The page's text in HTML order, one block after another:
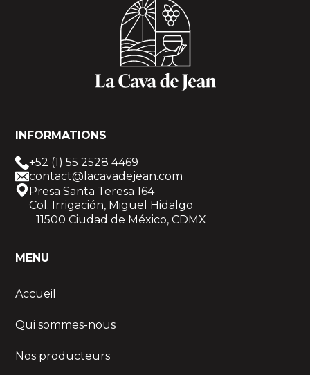
INFORMATIONS
+52 (1) 55 2528 4469
contact@lacavadejean.com
Presa Santa Teresa 164
Col. Irrigación, Miguel Hidalgo
11500 Ciudad de México, CDMX
MENU
Accueil
Qui sommes-nous
Nos producteurs